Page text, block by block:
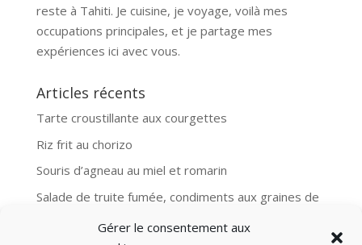
Gérer le consentement aux
reste à Tahiti. Je cuisine, je voyage, voilà mes
occupations principales, et je partage mes
expériences ici avec vous.
Articles récents
Tarte croustillante aux courgettes
Riz frit au chorizo
Souris d’agneau au miel et romarin
Salade de truite fumée, condiments aux graines de